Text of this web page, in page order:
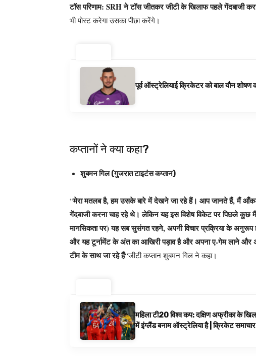
टॉस परिणाम: SRH ने टॉस जीतकर जीटी के खिलाफ पहले गेंदबाजी
भी पोस्ट करेगा उसका पीछा करेंगे।
पूर्व ऑस्ट्रेलियाई क्रिकेटर को बाल यौन शोषण
कप्तानों ने क्या कहा?
शुबमन गिल (गुजरात टाइटंस कप्तान)
“मेरा मतलब है, हम उसके बारे में देखने जा रहे हैं। आप जानते हैं, मैं
गेंदबाजी करना चाह रहे थे। लेकिन यह इस विशेष विकेट पर पिछले कुछ
मानसिकता पर) यह सब सुसंगत रहने, अपनी विचार प्रक्रिया के
और यह टूर्नामेंट के अंत का आखिरी पड़ाव है और अपना ए-गेम लाने और
टीम के साथ जा रहे हैं“जीटी कप्तान शुबमन गिल ने कहा।
महिला टी20 विश्व कप: दक्षिण अफ्रीका के
में इंग्लैंड बनाम ऑस्ट्रेलिया है | क्रिकेट समाचार